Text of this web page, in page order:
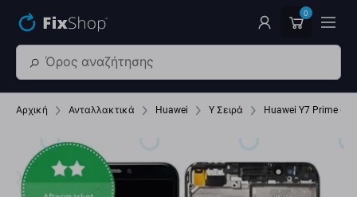
0
Αρχική Ανταλλακτικά Huawei Y Σειρά Huawei Y7 Prime